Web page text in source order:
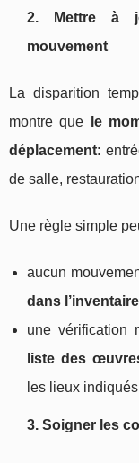
2. Mettre à
mouvement
La disparition
montre que
le
déplacement:
de salle,
Une règle simple
aucun
dans l’inventaire
une vérification
liste des
les lieux
3. Soigner les